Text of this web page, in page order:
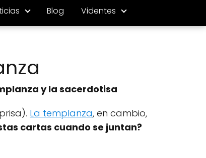
Blog Videntes
y la sacerdotisa
La templanza, en cambio,
cartas cuando se juntan?